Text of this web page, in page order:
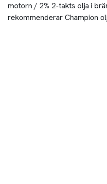
motorn / 2% 2-takts olja i
rekommenderar Champion